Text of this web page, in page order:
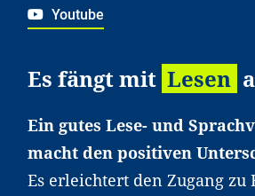
Youtube
Es fängt mit Lesen
Ein gutes Lese- und
macht den positiven
Es erleichtert den Zugang